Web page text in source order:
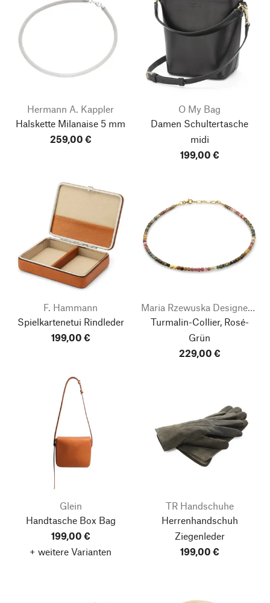
Hermann A. Kappler
Halskette Milanaise 5 mm
259,00 €
O My Bag
Damen Schultertasche
midi
199,00 €
F. Hammann
Spielkartenetui Rindleder
199,00 €
Maria Rzewuska Designerschmuck
Turmalin-Collier, Rosé-
Grün
229,00 €
Glein
Handtasche Box Bag
199,00 €
+ weitere Varianten
TR Handschuhe
Herrenhandschuh
Ziegenleder
199,00 €